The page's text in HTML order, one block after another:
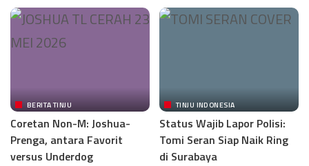
BERITA TINJU
Coretan Non-M: Joshua-
Prenga, antara Favorit
versus Underdog
TINJU INDONESIA
Status Wajib Lapor Polisi:
Tomi Seran Siap Naik Ring
di Surabaya